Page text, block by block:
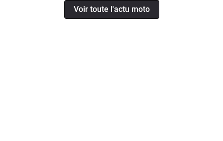
Voir toute l'actu moto